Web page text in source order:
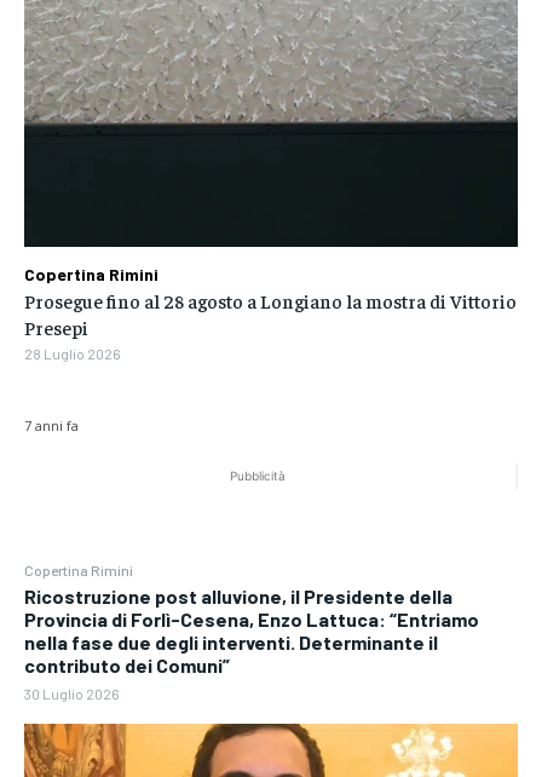
Pubblicità
Copertina Rimini
Ricostruzione post alluvione, il Presidente della
Provincia di Forlì-Cesena, Enzo Lattuca: “Entriamo
nella fase due degli interventi. Determinante il
contributo dei Comuni”
30 Luglio 2026
7 anni fa
Copertina Rimini
Prosegue fino al 28 agosto a Longiano la mostra di Vittorio
Presepi
28 Luglio 2026